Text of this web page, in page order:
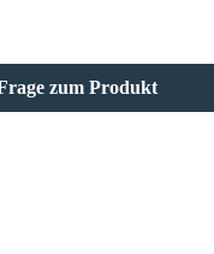
zum Produkt